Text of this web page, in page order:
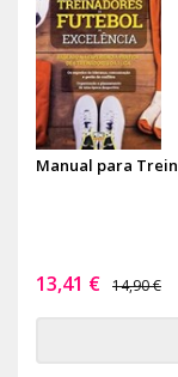
Manual para
13,41 € 14,90 €